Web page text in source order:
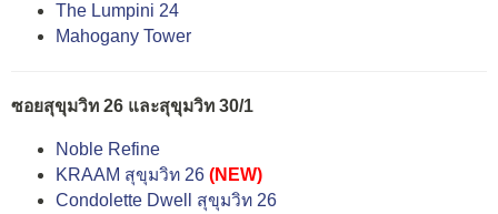
The Lumpini 24
Mahogany Tower
ซอยสุขุมวิท 26 และสุขุมวิท 30/1
Noble Refine
KRAAM สุขุมวิท 26 (NEW)
Condolette Dwell สุขุมวิท 26